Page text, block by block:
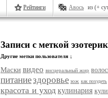
Рейтинги Авось из (+
Записи с меткой
Другие метки пользователя ↓
Маски видео висцеральный жир
питаниездоровье зож как похудеть
красота и уход кулинария